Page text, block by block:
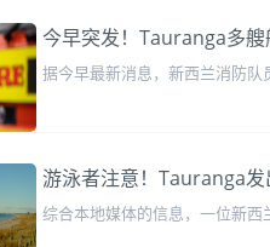
今早突发！Tauranga多艘
据今早最新消息，新西兰消防队
游泳者注意！Tauranga发
综合本地媒体的信息，一位新西